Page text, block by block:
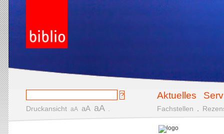
Aktuelles
Druckansicht aA aA aA Fachstellen